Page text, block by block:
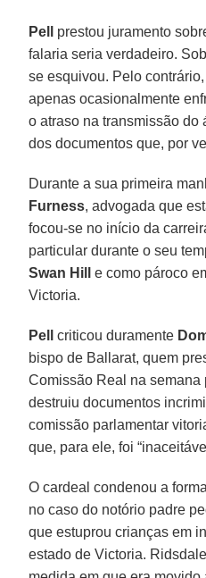
Pell
prestou juramento
falaria seria verdadeiro.
se esquivou. Pelo
apenas ocasionalmente
o atraso na transmissão
dos documentos que, por
Durante a sua primeira
Furness, advogada que
focou-se no início da
particular durante o seu
Swan Hill
e como pároco
Victoria.
Pell criticou duramente
bispo de Ballarat, quem
Comissão Real na semana
destruiu documentos
comissão parlamentar
que, para ele, foi
O cardeal condenou a
no caso do notório padre
que estuprou crianças em
estado de Victoria.